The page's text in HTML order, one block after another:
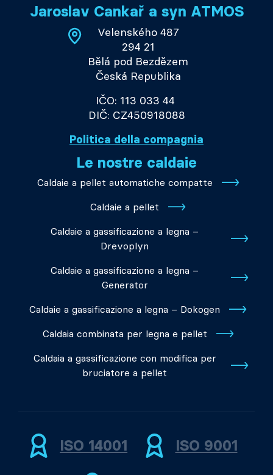
Jaroslav Cankař a syn ATMOS
Velenského 487
294 21
Bělá pod Bezdězem
Česká Republika
IČO: 113 033 44
DIČ: CZ450918088
Politica della compagnia
Le nostre caldaie
Caldaie a pellet automatiche compatte
Caldaie a pellet
Caldaie a gassificazione a legna –
Drevoplyn
Caldaie a gassificazione a legna –
Generator
Caldaie a gassificazione a legna – Dokogen
Caldaia combinata per legna e pellet
Caldaia a gassificazione con modifica per
bruciatore a pellet
ISO 14001 ISO 9001